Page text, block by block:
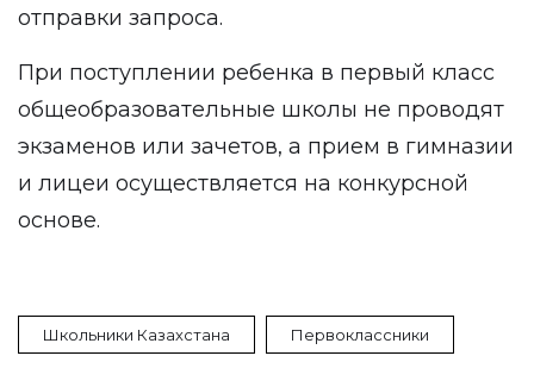
отправки запроса.
При поступлении ребенка в первый класс
общеобразовательные школы не проводят
экзаменов или зачетов, а прием в гимназии
и лицеи осуществляется на конкурсной
основе.
Школьники Казахстана Первоклассники